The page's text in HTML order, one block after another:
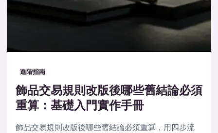
進階指南
飾品交易規則改版後哪些舊結論必須
重算：基礎入門實作手冊
飾品交易規則改版後哪些舊結論必須重算，用四步流